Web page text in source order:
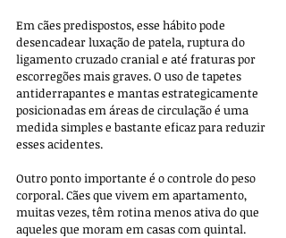
Em cães predispostos, esse hábito pode
desencadear luxação de patela, ruptura do
ligamento cruzado cranial e até fraturas por
escorregões mais graves. O uso de tapetes
antiderrapantes e mantas estrategicamente
posicionadas em áreas de circulação é uma
medida simples e bastante eficaz para reduzir
esses acidentes.
Outro ponto importante é o controle do peso
corporal. Cães que vivem em apartamento,
muitas vezes, têm rotina menos ativa do que
aqueles que moram em casas com quintal.